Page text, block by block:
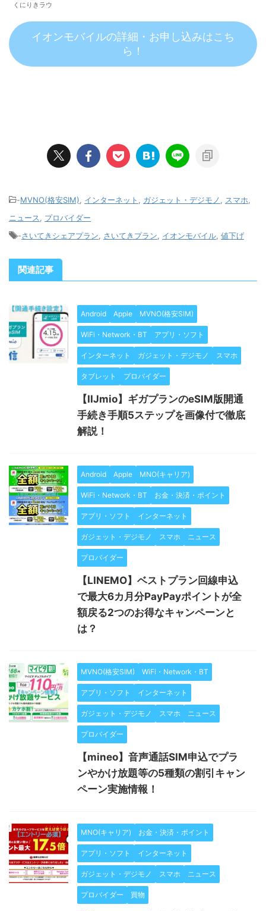
くにりきラウ
イオンモバイルの詳細・お申し込みはこち
ら！
-MVNO(格安SIM), インターネット , ガジェット・デジモノ, スマホ,
ニュース, プロバイダー
-さいてきシェアプラン, さいてきプラン, イオンモバイル, 値下げ
関連記事
Android Apple MVNO(格安SIM)
WiFi・Network・BT アプリ・ソフト
インターネット ガジェット・デジモノ スマホ
タブレット プロバイダー
【IIJmio】ギガプランのeSIM版開通
手続き手順5ステップを画像付で徹底
解説！
Android Apple MNO(キャリア)
WiFi・Network・BT お金・決済・ポイント
アプリ・ソフト インターネット
ガジェット・デジモノ スマホ ニュース
プロバイダー
【LINEMO】ベストプラン回線申込
で最大6カ月分PayPayポイントが全
額戻る2つのお得なキャンペーンと
は？
MVNO(格安SIM) WiFi・Network・BT
アプリ・ソフト インターネット
ガジェット・デジモノ スマホ ニュース
プロバイダー
【mineo】音声通話SIM申込でプラ
ンやかけ放題等の5種類の割引キャン
ペーン実施情報！
MNO(キャリア) お金・決済・ポイント
アプリ・ソフト インターネット
ガジェット・デジモノ スマホ ニュース
プロバイダー 買物